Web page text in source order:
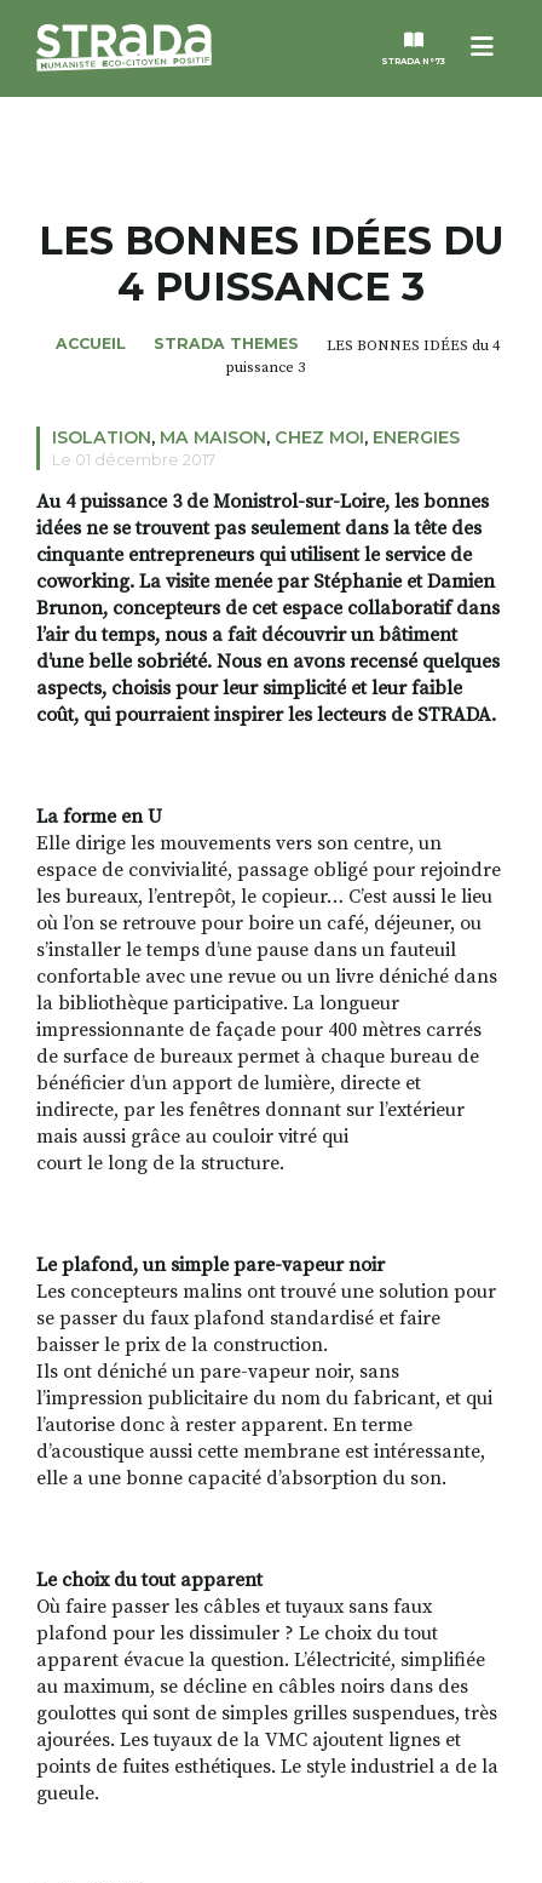
Menu
STRADA N°73
MAGAZINES
NOS THÈMES
ALTER STRADA
ROSÉE DE MAI
RECHERCHER
S'ABONNER
S'INSCRIRE À LA NEWSLETTER
FACEBOOKINSTAGRAM
LINKEDINYOUTUBE
LES BONNES IDÉES DU
4 PUISSANCE 3
ACCUEIL STRADA THEMES
LES BONNES IDÉES du 4
puissance 3
ISOLATION, MA MAISON, CHEZ MOI, ENERGIES
Le 01 décembre 2017
Au 4 puissance 3 de Monistrol-sur-Loire, les bonnes
idées ne se trouvent pas seulement dans la tête des
cinquante entrepreneurs qui utilisent le service de
coworking. La visite menée par Stéphanie et Damien
Brunon, concepteurs de cet espace collaboratif dans
l’air du temps, nous a fait découvrir un bâtiment
d’unebelle sobriété. Nous en avons recensé quelques
aspects, choisis pour leur simplicité et leur faible
coût, quipourraient inspirer les lecteurs de STRADA.
La forme en U
Elle dirige les mouvements vers son centre, un
espace de convivialité, passage obligé pour rejoindre
les bureaux, l’entrepôt, le copieur… C’est aussi le lieu
où l’on se retrouve pour boire un café, déjeuner, ou
s’installer le temps d’une pause dans un fauteuil
confortable avec une revue ou un livre déniché dans
la bibliothèque participative. La longueur
impressionnante de façade pour 400 mètres carrés
de surface de bureaux permet à chaque bureau de
bénéficier d’un apport de lumière, directe et
indirecte, par les fenêtres donnant sur l’extérieur
mais aussi grâce au couloir vitré qui
court le long de la structure.
Le plafond, un simple pare-vapeur noir
Les concepteurs malins ont trouvé une solution pour
se passer du faux plafond standardisé et faire
baisser le prix de la construction.
Ils ont déniché un pare-vapeur noir, sans
l’impression publicitaire du nom du fabricant, et qui
l’autorise donc à rester apparent. En terme
d’acoustique aussi cette membrane est intéressante,
elle a une bonne capacité d’absorption du son.
Le choix du tout apparent
Où faire passer les câbles et tuyaux sans faux
plafond pour les dissimuler ? Le choix du tout
apparent évacue la question. L’électricité, simplifiée
au maximum, se décline en câbles noirs dans des
goulottes qui sont de simples grilles suspendues, très
ajourées. Les tuyaux de la VMC ajoutent lignes et
points de fuites esthétiques. Le style industriel a de la
gueule.